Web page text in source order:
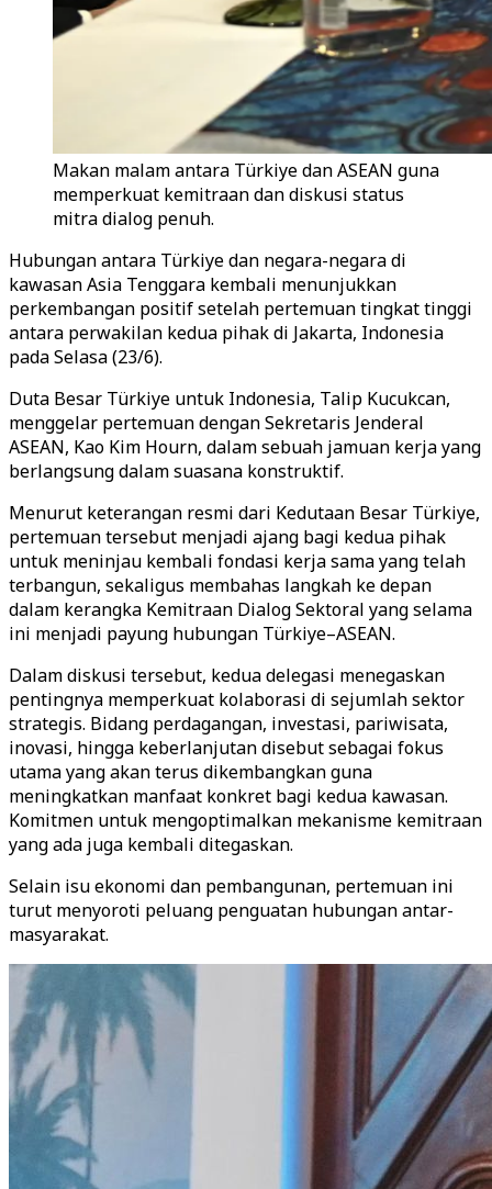
Makan malam antara Türkiye dan ASEAN guna
memperkuat kemitraan dan diskusi status
mitra dialog penuh.
Hubungan antara Türkiye dan negara-negara di
kawasan Asia Tenggara kembali menunjukkan
perkembangan positif setelah pertemuan tingkat tinggi
antara perwakilan kedua pihak di Jakarta, Indonesia
pada Selasa (23/6).
Duta Besar Türkiye untuk Indonesia, Talip Kucukcan,
menggelar pertemuan dengan Sekretaris Jenderal
ASEAN, Kao Kim Hourn, dalam sebuah jamuan kerja yang
berlangsung dalam suasana konstruktif.
Menurut keterangan resmi dari Kedutaan Besar Türkiye,
pertemuan tersebut menjadi ajang bagi kedua pihak
untuk meninjau kembali fondasi kerja sama yang telah
terbangun, sekaligus membahas langkah ke depan
dalam kerangka Kemitraan Dialog Sektoral yang selama
ini menjadi payung hubungan Türkiye–ASEAN.
Dalam diskusi tersebut, kedua delegasi menegaskan
pentingnya memperkuat kolaborasi di sejumlah sektor
strategis. Bidang perdagangan, investasi, pariwisata,
inovasi, hingga keberlanjutan disebut sebagai fokus
utama yang akan terus dikembangkan guna
meningkatkan manfaat konkret bagi kedua kawasan.
Komitmen untuk mengoptimalkan mekanisme kemitraan
yang ada juga kembali ditegaskan.
Selain isu ekonomi dan pembangunan, pertemuan ini
turut menyoroti peluang penguatan hubungan antar-
masyarakat.